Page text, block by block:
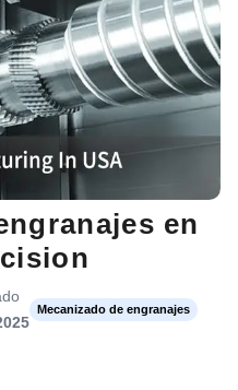
en
Mecanizado de engranajes